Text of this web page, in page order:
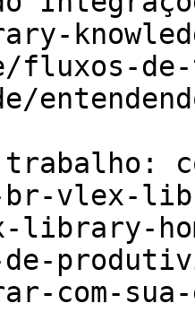
fluxos-
vlex-
de-
com-